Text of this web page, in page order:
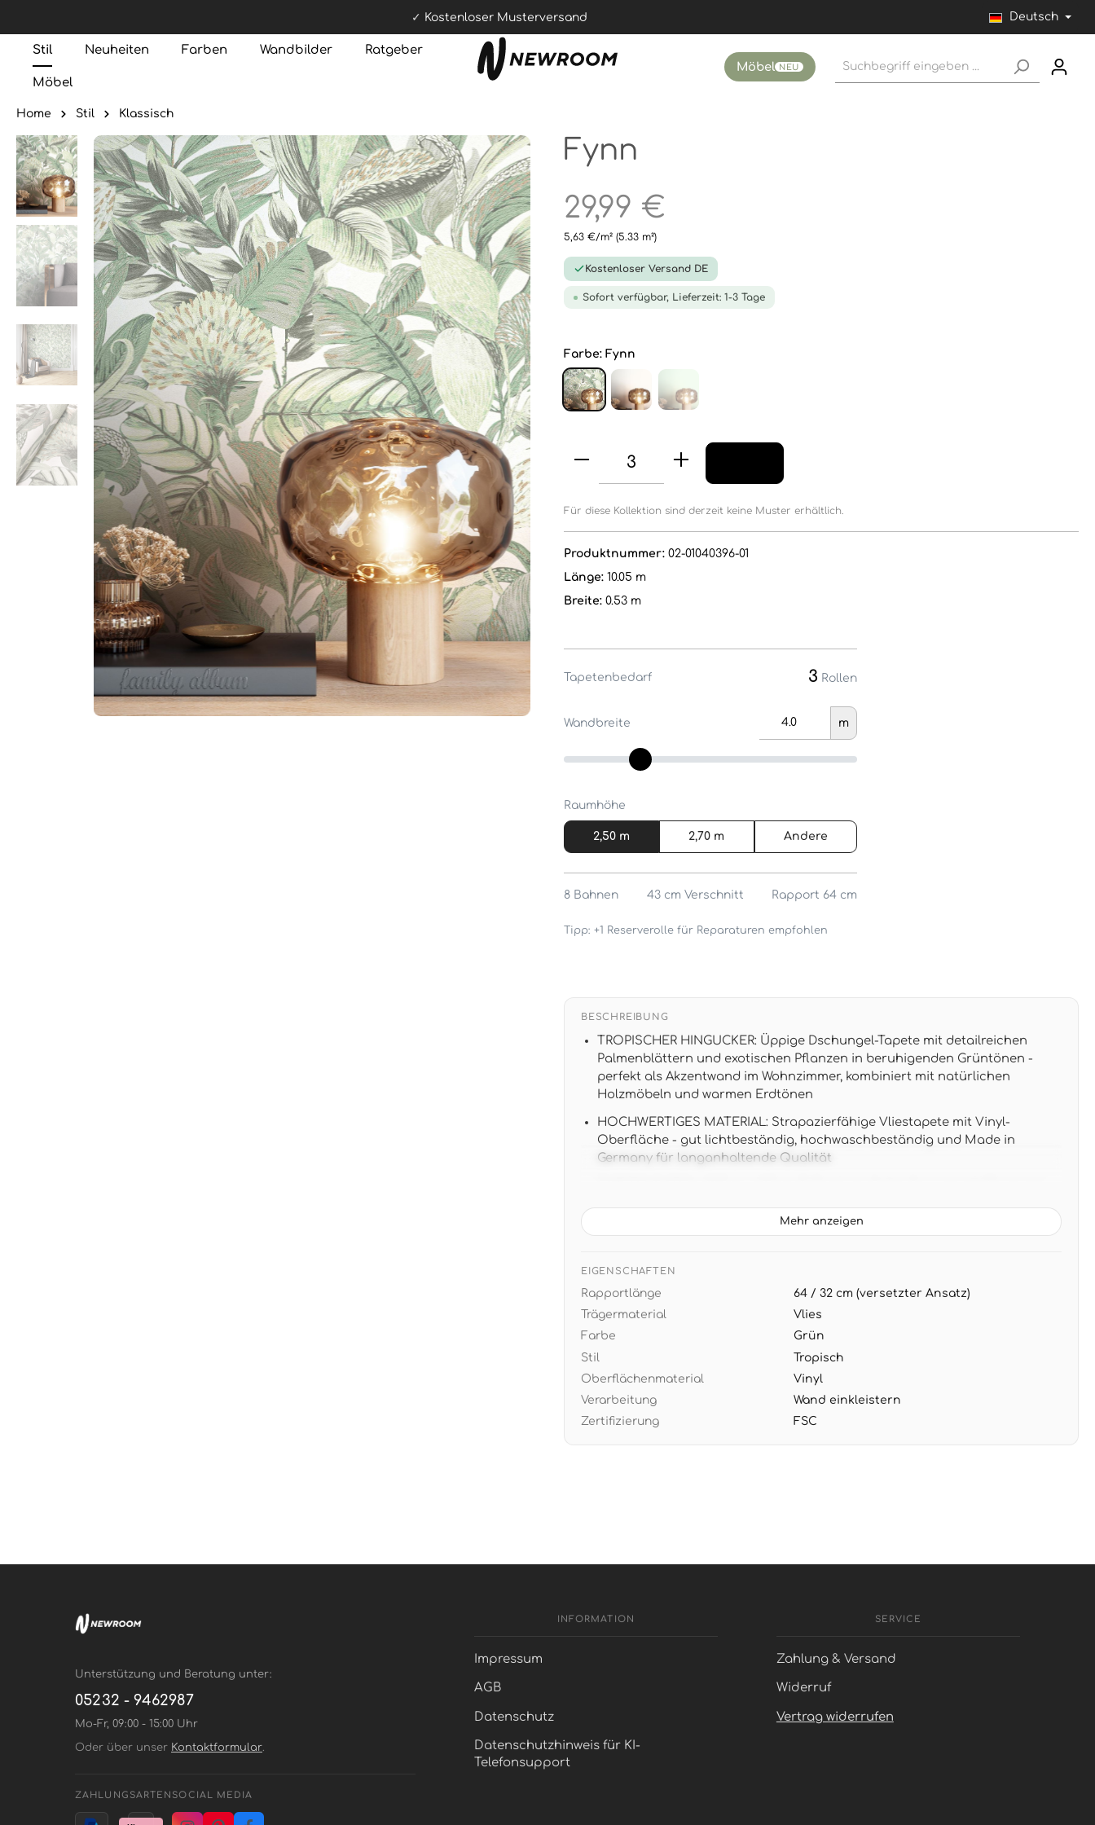
Kostenloser Musterversand Deutsch
Stil Neuheiten Farben Wandbilder Ratgeber
Möbel
Möbel NEU
Home Stil Klassisch
Fynn
29,99 €
5,63 €/m² (5.33 m²)
Kostenloser Versand DE
Sofort verfügbar, Lieferzeit: 1-3 Tage
Farbe: Fynn
Für diese Kollektion sind derzeit keine Muster erhältlich.
Produktnummer: 02-01040396-01
Länge: 10.05 m
Breite: 0.53 m
Tapetenbedarf 3 Rollen
Wandbreite m
Raumhöhe
2,50 m 2,70 m Andere
8 Bahnen 43 cm Verschnitt Rapport 64 cm
Tipp: +1 Reserverolle für Reparaturen empfohlen
BESCHREIBUNG
TROPISCHER HINGUCKER: Üppige Dschungel-Tapete mit detailreichen
Palmenblättern und exotischen Pflanzen in beruhigenden Grüntönen -
perfekt als Akzentwand im Wohnzimmer, kombiniert mit natürlichen
Holzmöbeln und warmen Erdtönen
HOCHWERTIGES MATERIAL: Strapazierfähige Vliestapete mit Vinyl-
Oberfläche - gut lichtbeständig, hochwaschbeständig und Made in
Germany für langanhaltende Qualität
NATÜRLICHES DESIGN: Botanisches Dschungelmuster in sanften Grün-
mit Rattan, Bambus und cremefarbenen Textilien
EINFACHE VERARBEITUNG: Wand einkleistern, restlos trocken abziehbar -
professionelle Verarbeitung für dauerhaft schöne Wände
Mehr anzeigen
EIGENSCHAFTEN
Rapportlänge
64 / 32 cm (versetzter Ansatz)
Trägermaterial
Vlies
Farbe
Grün
Stil
Tropisch
Oberflächenmaterial
Vinyl
Verarbeitung
Wand einkleistern
Zertifizierung
FSC
Unterstützung und Beratung unter:
05232 - 9462987
Mo-Fr, 09:00 - 15:00 Uhr
Oder über unser Kontaktformular.
ZAHLUNGSARTEN SOCIAL MEDIA
INFORMATION
Impressum
AGB
Datenschutz
Datenschutzhinweis für KI-
Telefonsupport
SERVICE
Zahlung & Versand
Widerruf
Vertrag widerrufen